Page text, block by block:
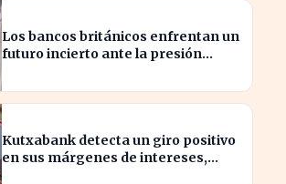
Los bancos británicos enfrentan un
futuro incierto ante la presión
Kutxabank detecta un giro positivo
en sus márgenes de intereses,